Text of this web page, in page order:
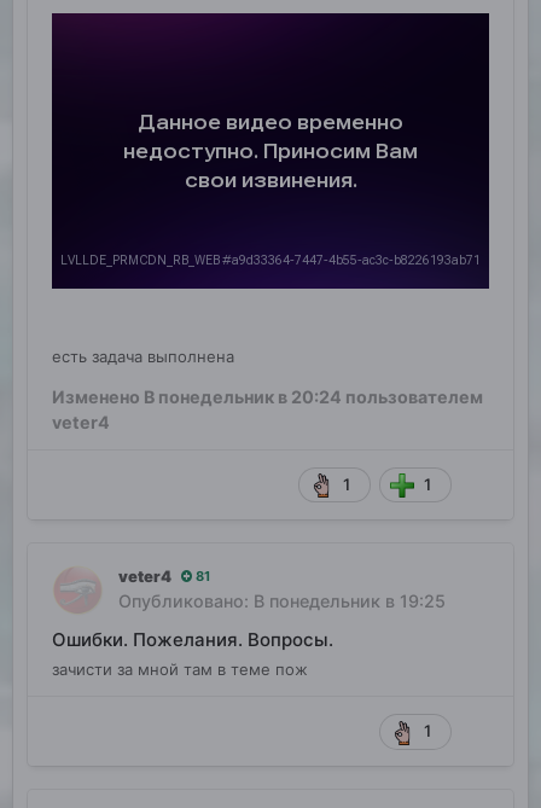
есть задача выполнена
Изменено В понедельник в 20:24 пользователем
veter4
1 1
veter4 81
Опубликовано: В понедельник в 19:25
Ошибки. Пожелания. Вопросы.
зачисти за мной там в теме пож
1